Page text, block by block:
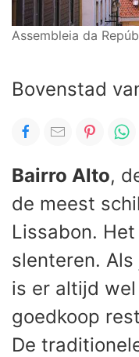
Assembleia da
Bovenstad
Bairro Alto,
de meest
Lissabon.
slenteren.
is er altijd
goedkoop
De